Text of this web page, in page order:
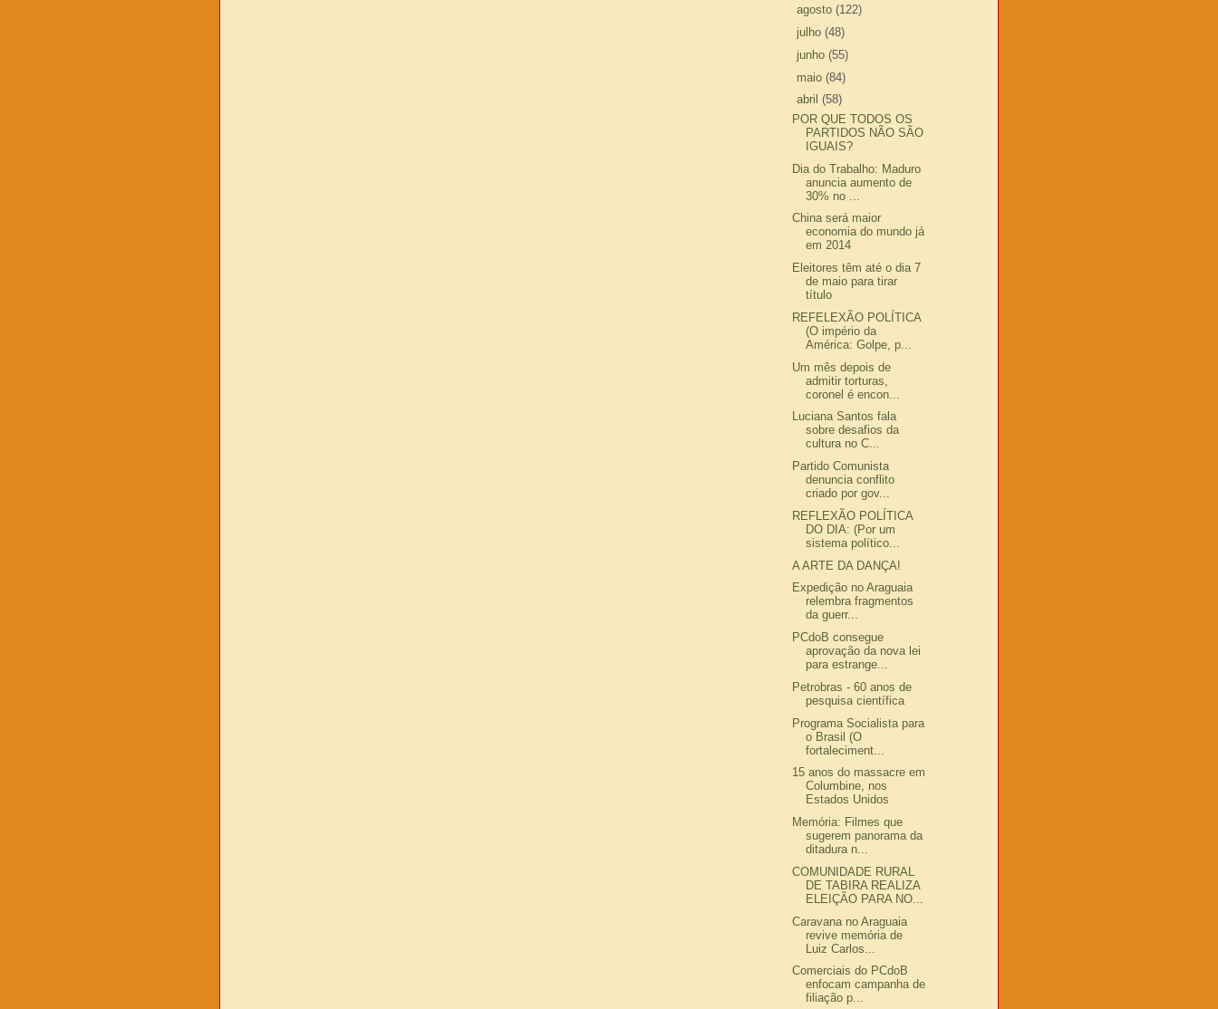
agosto (122)
julho (48)
junho (55)
maio (84)
abril (58)
POR QUE TODOS OS
PARTIDOS NÃO SÃO
IGUAIS?
Dia do Trabalho: Maduro
anuncia aumento de
30% no ...
China será maior
economia do mundo já
em 2014
Eleitores têm até o dia 7
de maio para tirar
título
REFELEXÃO POLÍTICA
(O império da
América: Golpe, p...
Um mês depois de
admitir torturas,
coronel é encon...
Luciana Santos fala
sobre desafios da
cultura no C...
Partido Comunista
denuncia conflito
criado por gov...
REFLEXÃO POLÍTICA
DO DIA: (Por um
sistema político...
A ARTE DA DANÇA!
Expedição no Araguaia
relembra fragmentos
da guerr...
PCdoB consegue
aprovação da nova lei
para estrange...
Petrobras - 60 anos de
pesquisa científica
Programa Socialista para
o Brasil (O
fortaleciment...
15 anos do massacre em
Columbine, nos
Estados Unidos
Memória: Filmes que
sugerem panorama da
ditadura n...
COMUNIDADE RURAL
DE TABIRA REALIZA
ELEIÇÃO PARA NO...
Caravana no Araguaia
revive memória de
Luiz Carlos...
Comerciais do PCdoB
enfocam campanha de
filiação p...